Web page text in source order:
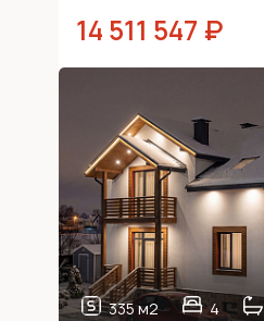
14 511 547 ₽
335 м2 4